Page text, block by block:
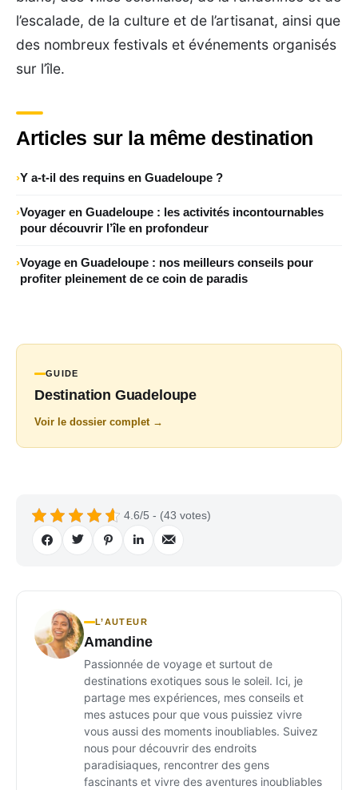
l’escalade, de la culture et de l’artisanat, ainsi que
des nombreux festivals et événements organisés
sur l’île.
Articles sur la même destination
Y a-t-il des requins en Guadeloupe ?
Voyager en Guadeloupe : les activités incontournables
pour découvrir l’île en profondeur
Voyage en Guadeloupe : nos meilleurs conseils pour
profiter pleinement de ce coin de paradis
GUIDE
Destination Guadeloupe
Voir le dossier complet →
4.6/5 - (43 votes)
L’AUTEUR
Amandine
Passionnée de voyage et surtout de
destinations exotiques sous le soleil. Ici, je
partage mes expériences, mes conseils et
mes astuces pour que vous puissiez vivre
vous aussi des moments inoubliables. Suivez
nous pour découvrir des endroits
paradisiaques, rencontrer des gens
fascinants et vivre des aventures inoubliables